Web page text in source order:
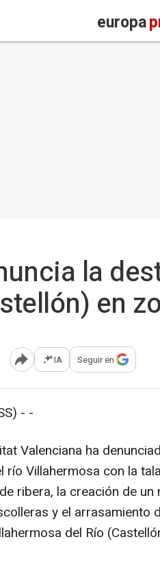
europa
la
en
Abrir opciones para compartir
IA Seguir en
- -
Valenciana ha
Villahermosa con la tala
ribera, la creación de un
y el arrasamiento
del Río